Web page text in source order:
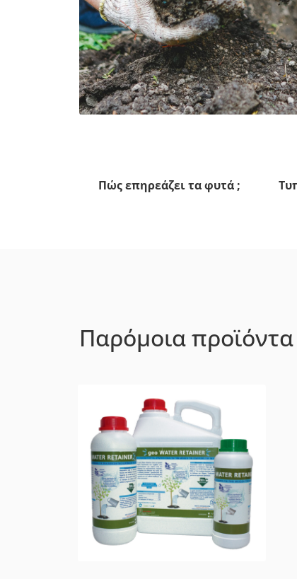
Πώς επηρεάζει τα φυτά ;
Παρόμοια προϊόντα